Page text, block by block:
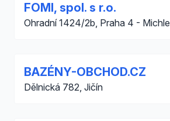
FOMI, spol. s r.o.
Ohradní 1424/2b, Praha 4 - Michle
BAZÉNY-OBCHOD.CZ
Dělnická 782, Jičín